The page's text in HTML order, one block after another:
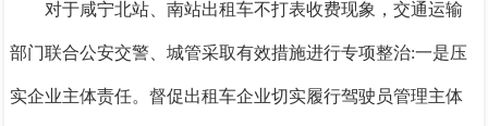
对于咸宁北站、南站出租车不打表收费现象，交通运输
部门联合公安交警、城管采取有效措施进行专项整治:一是压
实企业主体责任。督促出租车企业切实履行驾驶员管理主体